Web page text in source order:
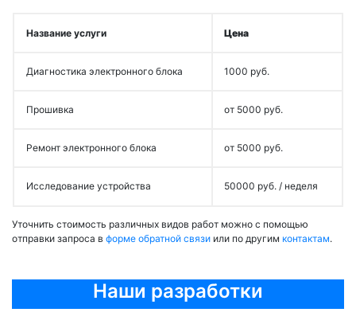
Название услуги Цена
Диагностика электронного блока 1000 руб.
Прошивка от 5000 руб.
Ремонт электронного блока от 5000 руб.
Исследование устройства 50000 руб. / неделя
Уточнить стоимость различных видов работ можно с помощью
отправки запроса в форме обратной связи или по другим контактам.
Наши разработки